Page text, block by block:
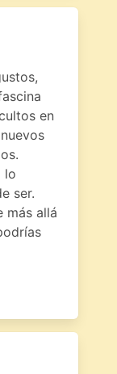
en
lo
ser.
más allá